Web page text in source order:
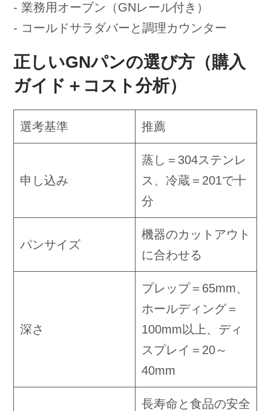
- 業務用オーブン（GNレール付き）
- コールドサラダバーと調理カウンター
正しいGNパンの選び方（購入
ガイド＋コスト分析）
選考基準 推薦
申し込み
蒸し＝304ステンレ
ス、冷蔵＝201で十
分
パンサイズ
機器のカットアウト
に合わせる
深さ
プレップ＝65mm、
ホールディング＝
100mm以上、ディ
スプレイ＝20～
40mm
長寿命と食品の安全